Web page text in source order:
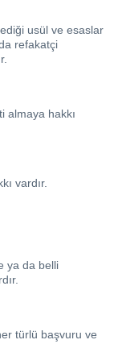
usül ve esaslar
refakatçi
almaya hakkı
vardır.
ya da belli
türlü başvuru ve